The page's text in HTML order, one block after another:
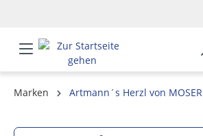
Marken Artmann´s Herzl von MOSER
MEHR ANZEIGEN